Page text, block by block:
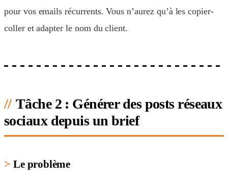
pour vos emails récurrents. Vous n’aurez qu’à les copier-
coller et adapter le nom du client.
Tâche 2 : Générer des posts réseaux
sociaux depuis un brief
Le problème